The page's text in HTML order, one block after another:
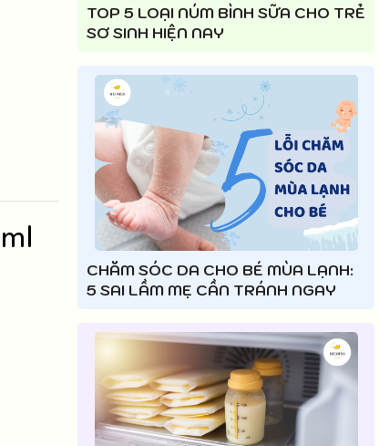
TOP 5 LOẠI NÚM BÌNH SỮA CHO TRẺ
SƠ SINH HIỆN NAY
CHĂM SÓC DA CHO BÉ MÙA LẠNH:
5 SAI LẦM MẸ CẦN TRÁNH NGAY